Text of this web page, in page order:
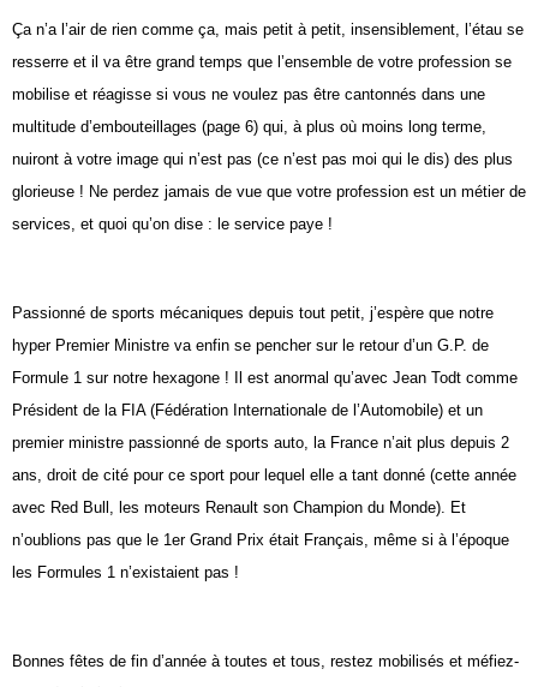
Ça n’a l’air de rien comme ça, mais petit à petit, insensiblement, l’étau se
resserre et il va être grand temps que l’ensemble de votre profession se
mobilise et réagisse si vous ne voulez pas être cantonnés dans une
multitude d’embouteillages (page 6) qui, à plus où moins long terme,
nuiront à votre image qui n’est pas (ce n’est pas moi qui le dis) des plus
glorieuse ! Ne perdez jamais de vue que votre profession est un métier de
services, et quoi qu’on dise : le service paye !
Passionné de sports mécaniques depuis tout petit, j’espère que notre
hyper Premier Ministre va enfin se pencher sur le retour d’un G.P. de
Formule 1 sur notre hexagone ! Il est anormal qu’avec Jean Todt comme
Président de la FIA (Fédération Internationale de l’Automobile) et un
premier ministre passionné de sports auto, la France n’ait plus depuis 2
ans, droit de cité pour ce sport pour lequel elle a tant donné (cette année
avec Red Bull, les moteurs Renault son Champion du Monde). Et
n’oublions pas que le 1er Grand Prix était Français, même si à l’époque
les Formules 1 n’existaient pas !
Bonnes fêtes de fin d’année à toutes et tous, restez mobilisés et méfiez-